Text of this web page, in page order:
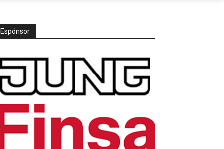
Espónsor